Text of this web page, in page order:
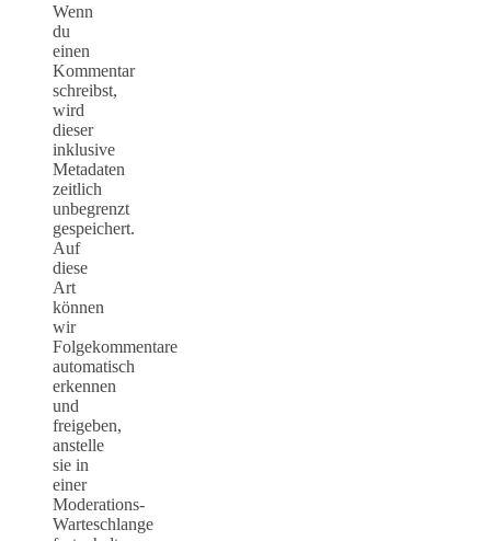
Wenn
du
einen
Kommentar
schreibst,
wird
dieser
inklusive
Metadaten
zeitlich
unbegrenzt
gespeichert.
Auf
diese
Art
können
wir
Folgekommentare
automatisch
erkennen
und
freigeben,
anstelle
sie in
einer
Moderations-
Warteschlange